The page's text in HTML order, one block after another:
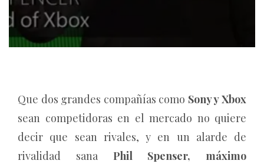
Que dos grandes compañías como Sony y Xbox
sean competidoras en el mercado no quiere
decir que sean rivales, y en un alarde de
rivalidad sana Phil Spenser, máximo